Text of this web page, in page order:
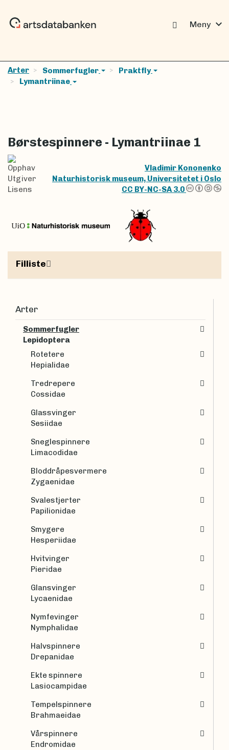
Meny expand_more
Arter Sommerfugler
Praktfly
Lymantriinae
Børstespinnere - Lymantriinae 1
Opphav
Vladimir Kononenko
Utgiver
Naturhistorisk museum, Universitetet i Oslo
Lisens
CC BY-NC-SA 3.0
Filliste
Arter
Sommerfugler
Lepidoptera
Rotetere
Hepialidae
Tredrepere
Cossidae
Glassvinger
Sesiidae
Sneglespinnere
Limacodidae
Bloddråpesvermere
Zygaenidae
Svalestjerter
Papilionidae
Smygere
Hesperiidae
Hvitvinger
Pieridae
Glansvinger
Lycaenidae
Nymfevinger
Nymphalidae
Halvspinnere
Drepanidae
Ekte spinnere
Lasiocampidae
Tempelspinnere
Brahmaeidae
Vårspinnere
Endromidae